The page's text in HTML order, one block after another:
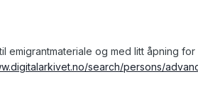
emigrantmateriale og med litt åpning
search/persons/